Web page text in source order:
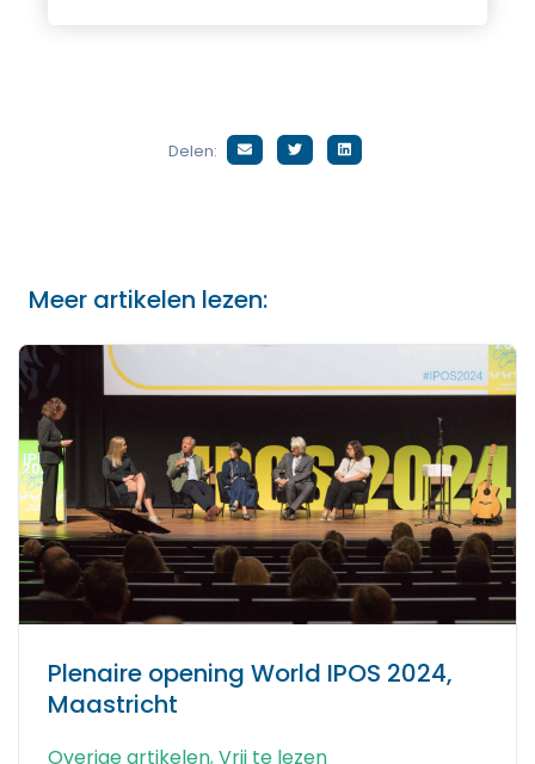
Delen:
Meer artikelen lezen:
Plenaire opening World IPOS 2024,
Maastricht
Overige artikelen, Vrij te lezen